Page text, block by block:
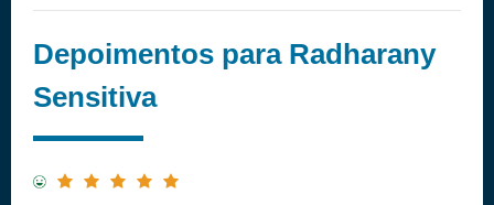
Depoimentos para Radharany
Sensitiva